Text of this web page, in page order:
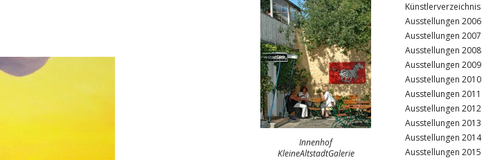
Künstlerverzeichnis
Ausstellungen 2006
Ausstellungen 2007
Ausstellungen 2008
Ausstellungen 2009
Ausstellungen 2010
Ausstellungen 2011
Ausstellungen 2012
Ausstellungen 2013
Ausstellungen 2014
Ausstellungen 2015
Innenhof
KleineAltstadtGalerie